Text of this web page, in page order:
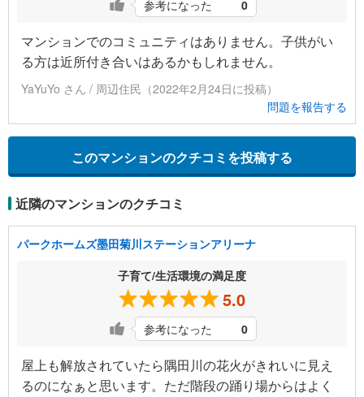
参考になった 0
マンションでのコミュニティはありません。子供がい
る方は近所付き合いはあるかもしれません。
YaYuYo さん / 周辺住民（2022年2月24日に投稿）
問題を報告する
このマンションのクチコミを投稿する
近隣のマンションのクチコミ
パークホームズ墨田菊川ステーションアリーナ
子育て/生活環境の満足度
5.0
参考になった 0
屋上も解放されていたら隅田川の花火がきれいに見え
るのになぁと思います。ただ階段の踊り場からはよく